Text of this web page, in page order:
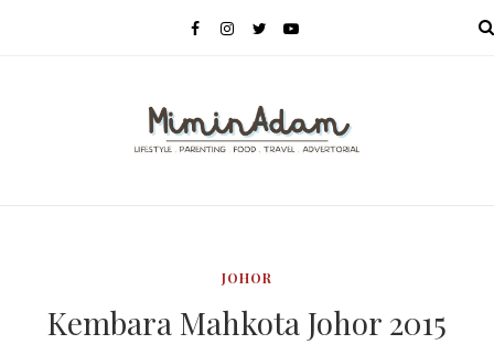
JOHOR
Kembara Mahkota Johor 2015